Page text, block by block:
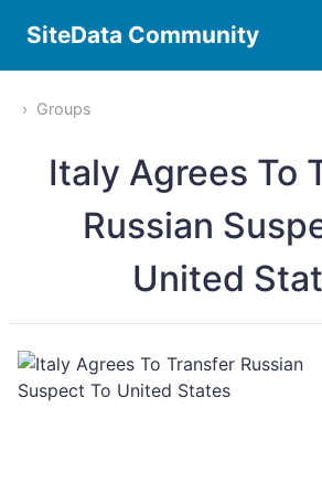
SiteData Community
Groups
Italy Agrees To
Russian
United